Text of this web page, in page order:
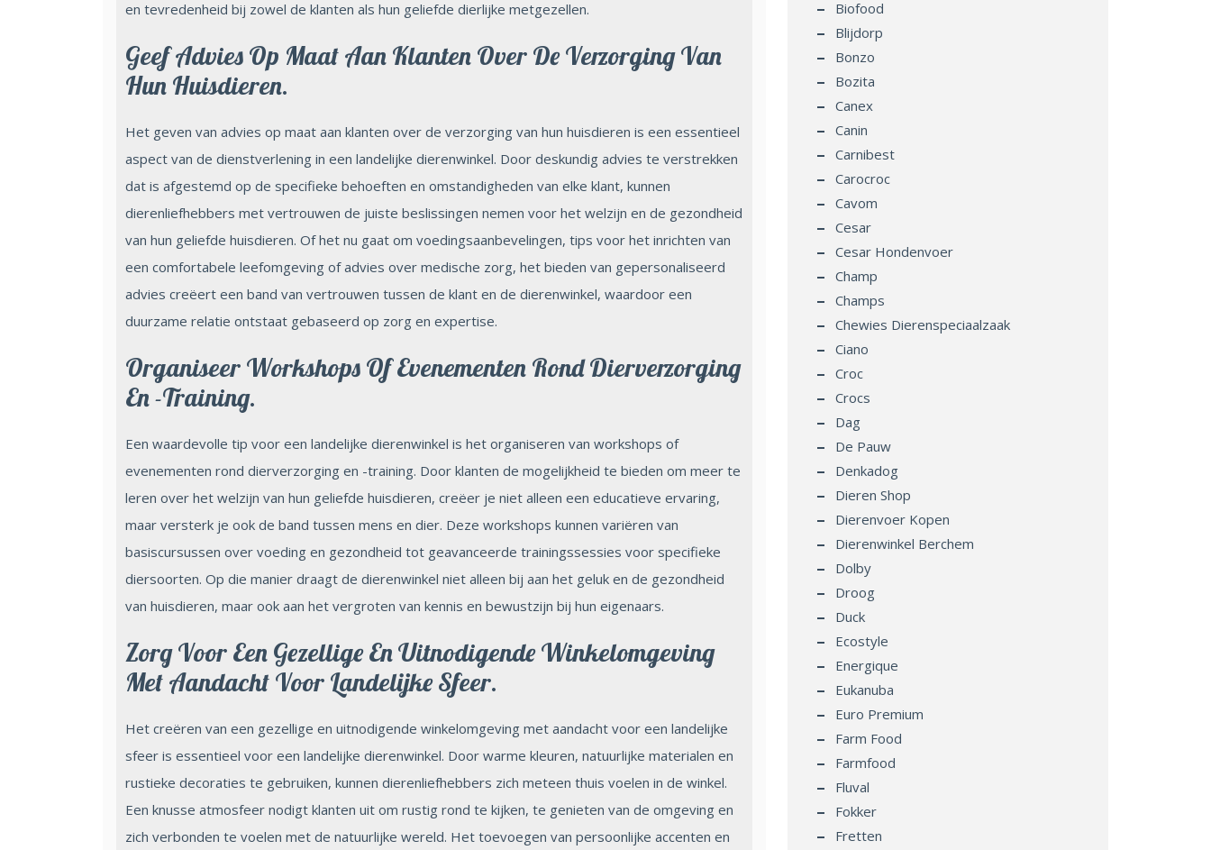
en tevredenheid bij zowel de klanten als hun geliefde dierlijke metgezellen.
Geef Advies Op Maat Aan Klanten Over De Verzorging Van
Hun Huisdieren.
Het geven van advies op maat aan klanten over de verzorging van hun huisdieren is een essentieel
aspect van de dienstverlening in een landelijke dierenwinkel. Door deskundig advies te verstrekken
dat is afgestemd op de specifieke behoeften en omstandigheden van elke klant, kunnen
dierenliefhebbers met vertrouwen de juiste beslissingen nemen voor het welzijn en de gezondheid
van hun geliefde huisdieren. Of het nu gaat om voedingsaanbevelingen, tips voor het inrichten van
een comfortabele leefomgeving of advies over medische zorg, het bieden van gepersonaliseerd
advies creëert een band van vertrouwen tussen de klant en de dierenwinkel, waardoor een
duurzame relatie ontstaat gebaseerd op zorg en expertise.
Organiseer Workshops Of Evenementen Rond Dierverzorging
En -training.
Een waardevolle tip voor een landelijke dierenwinkel is het organiseren van workshops of
evenementen rond dierverzorging en -training. Door klanten de mogelijkheid te bieden om meer te
leren over het welzijn van hun geliefde huisdieren, creëer je niet alleen een educatieve ervaring,
maar versterk je ook de band tussen mens en dier. Deze workshops kunnen variëren van
basiscursussen over voeding en gezondheid tot geavanceerde trainingssessies voor specifieke
diersoorten. Op die manier draagt de dierenwinkel niet alleen bij aan het geluk en de gezondheid
van huisdieren, maar ook aan het vergroten van kennis en bewustzijn bij hun eigenaars.
Zorg Voor Een Gezellige En Uitnodigende Winkelomgeving
Met Aandacht Voor Landelijke Sfeer.
Het creëren van een gezellige en uitnodigende winkelomgeving met aandacht voor een landelijke
sfeer is essentieel voor een landelijke dierenwinkel. Door warme kleuren, natuurlijke materialen en
rustieke decoraties te gebruiken, kunnen dierenliefhebbers zich meteen thuis voelen in de winkel.
Een knusse atmosfeer nodigt klanten uit om rustig rond te kijken, te genieten van de omgeving en
zich verbonden te voelen met de natuurlijke wereld. Het toevoegen van persoonlijke accenten en
Biofood
Blijdorp
Bonzo
Bozita
Canex
Canin
Carnibest
Carocroc
Cavom
Cesar
Cesar Hondenvoer
Champ
Champs
Chewies Dierenspeciaalzaak
Ciano
Croc
Crocs
Dag
De Pauw
Denkadog
Dieren Shop
Dierenvoer Kopen
Dierenwinkel Berchem
Dolby
Droog
Duck
Ecostyle
Energique
Eukanuba
Euro Premium
Farm Food
Farmfood
Fluval
Fokker
Fretten